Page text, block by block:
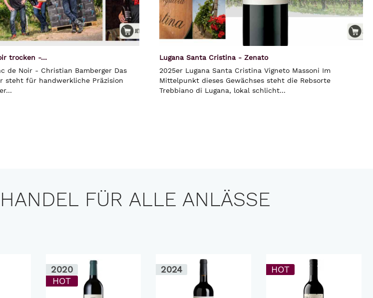
trocken -...
de Noir - Christian Bamberger Das
steht für handwerkliche Präzision
Lugana Santa Cristina - Zenato
2025er Lugana Santa Cristina Vigneto Massoni Im
Mittelpunkt dieses Gewächses steht die Rebsorte
Trebbiano di Lugana, lokal schlicht...
2024 HOT
2019
FÜR ALLE ANLÄSSE